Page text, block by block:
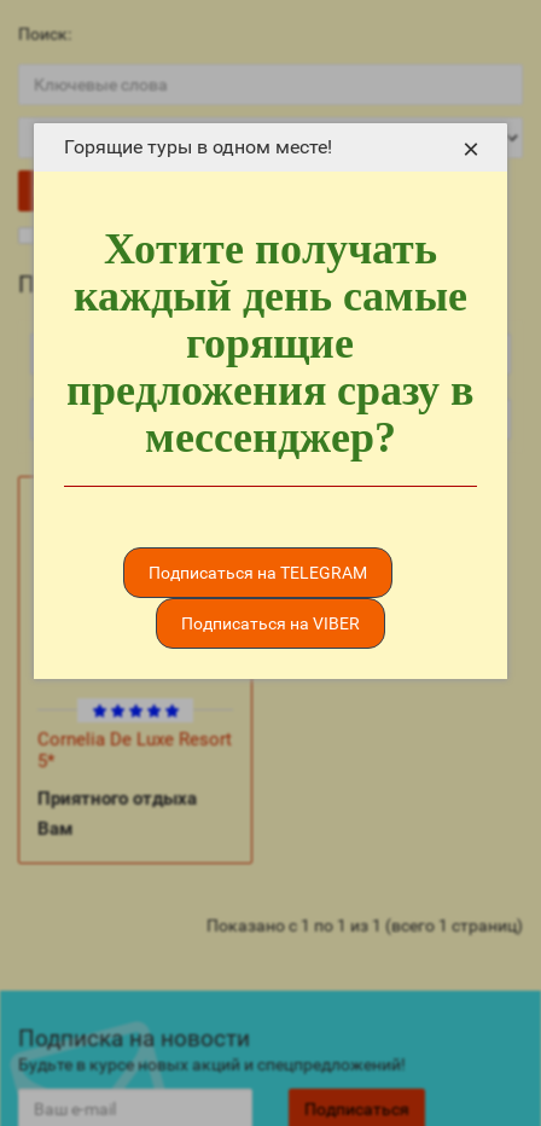
Горящие туры в одном месте!
Хотите получать
каждый день самые
горящие
предложения сразу в
мессенджер?
Подписаться на TELEGRAM
Подписаться на VIBER
×
Поиск:
Поиск в подкатегориях
Поиск
Cornelia De Luxe Resort
5*
Приятного отдыха
Вам
Показано с 1 по 1 из 1 (всего 1 страниц)
Подписка на новости
Будьте в курсе новых акций и спецпредложений!
Подписаться